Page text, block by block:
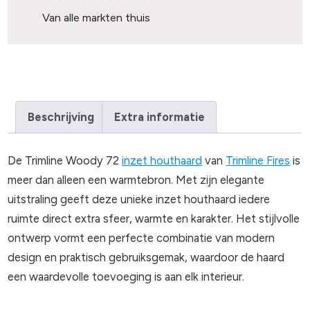
Van alle markten thuis
Beschrijving Extra informatie
De Trimline Woody 72inzet houthaard van Trimline Fires is
meer dan alleen een warmtebron. Met zijn elegante
uitstraling geeft deze unieke inzet houthaard iedere
ruimte direct extra sfeer, warmte en karakter. Het stijlvolle
ontwerp vormt een perfecte combinatie van modern
design en praktisch gebruiksgemak, waardoor de haard
een waardevolle toevoeging is aan elk interieur.